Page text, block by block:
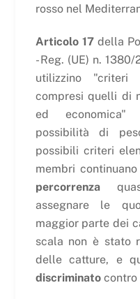
rosso nel
Articolo 17della
- Reg. (UE) n.
utilizzino "criteri
compresi quelli di
ed economica"
possibilità di
possibili criteri
membri
percorrenza
assegnare le
maggior parte dei
scala non è stato
delle catture, e
discriminatocontro